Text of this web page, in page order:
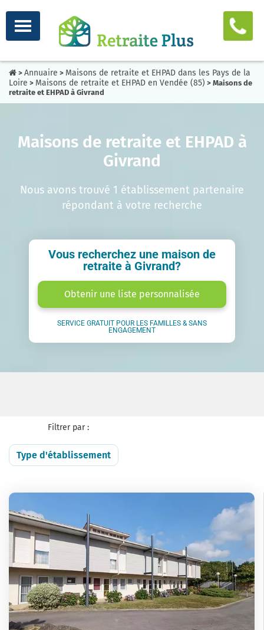
> Annuaire > Maisons de retraite et EHPAD dans les Pays de la
Loire > Maisons de retraite et EHPAD en Vendée (85) > Maisons de
retraite et EHPAD à Givrand
Maisons de retraite et EHPAD à
Givrand
Nous avons trouvé 1 établissement partenaire
répondant à votre recherche
Vous recherchez une maison de
retraite à Givrand?
Obtenir une liste personnalisée
SERVICE GRATUIT POUR LES FAMILLES & SANS
ENGAGEMENT
Filtrer par :
Type d'établissement